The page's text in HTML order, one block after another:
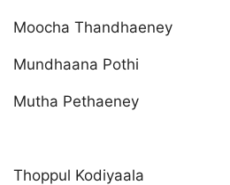
Moocha Thandhaeney
Mundhaana Pothi
Mutha Pethaeney
Thoppul Kodiyaala